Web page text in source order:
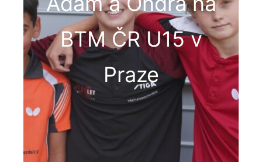
BTM ČR U15 v
Praze